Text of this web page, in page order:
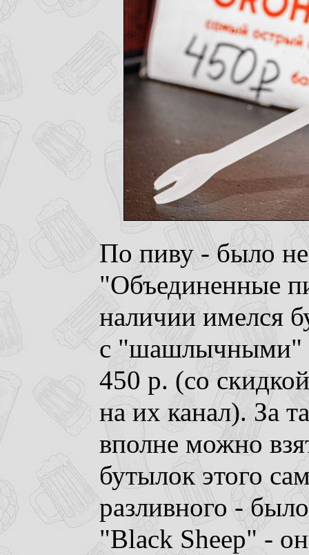
По пиву - было
"Объединенные
наличии имелся
с "шашлычными"
450 р. (со
на их канал). За
вполне можно
бутылок этого
разливного -
"Black Sheep" -